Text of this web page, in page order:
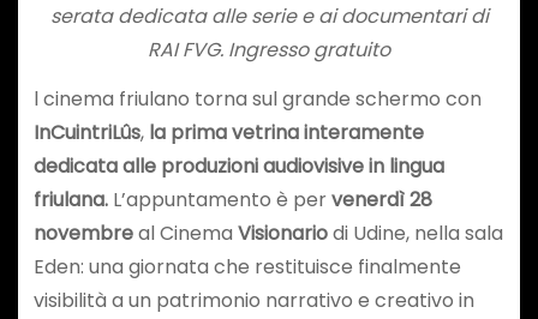
serata dedicata alle serie e ai documentari di
RAI FVG. Ingresso gratuito
l cinema friulano torna sul grande schermo con
InCuintriLûs, la prima vetrina interamente
dedicata alle produzioni audiovisive in lingua
friulana.L’appuntamento è pervenerdì 28
novembreal Cinema Visionariodi Udine, nella sala
Eden: una giornata che restituisce finalmente
visibilità a un patrimonio narrativo e creativo in